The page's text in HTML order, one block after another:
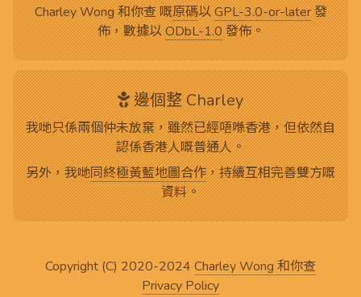
Charley Wong 和你查 嘅原碼以GPL-3.0-or-later發
佈，數據以ODbL-1.0發佈。
邊個整 Charley
我哋只係兩個仲未放棄，雖然已經唔喺香港，但依然自
認係香港人嘅普通人。
另外，我哋同終極黃藍地圖合作，持續互相完善雙方嘅
資料。
Copyright (C) 2020-2024 Charley Wong 和你查
Privacy Policy